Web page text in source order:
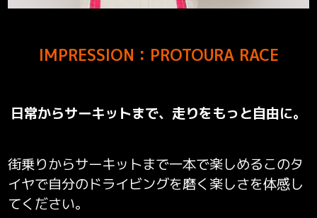
IMPRESSION：PROTOURA RACE
日常からサーキットまで、走りをもっと自由に。
街乗りからサーキットまで一本で楽しめるこのタ
イヤで自分のドライビングを磨く楽しさを体感し
てください。